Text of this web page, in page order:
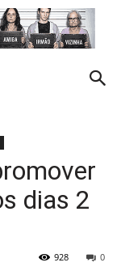
dias 2
0
928